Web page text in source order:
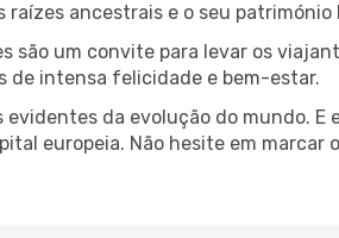
ancestrais e o seu património
são um convite para levar os
de intensa felicidade e bem-estar.
da evolução do mundo. E
europeia. Não hesite em marcar